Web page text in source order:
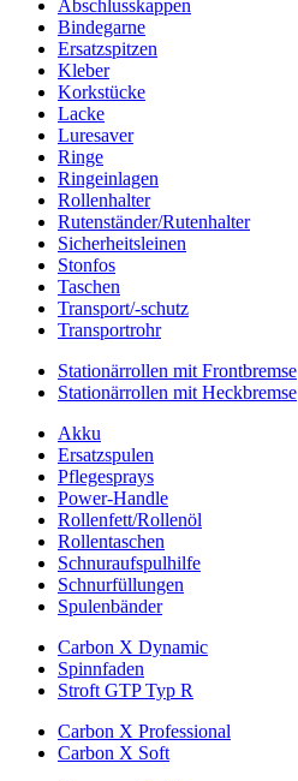
Abschlusskappen
Bindegarne
Ersatzspitzen
Kleber
Korkstücke
Lacke
Luresaver
Ringe
Ringeinlagen
Rollenhalter
Rutenständer/Rutenhalter
Sicherheitsleinen
Stonfos
Taschen
Transport/-schutz
Transportrohr
Stationärrollen mit Frontbremse
Stationärrollen mit Heckbremse
Akku
Ersatzspulen
Pflegesprays
Power-Handle
Rollenfett/Rollenöl
Rollentaschen
Schnuraufspulhilfe
Schnurfüllungen
Spulenbänder
Carbon X Dynamic
Spinnfaden
Stroft GTP Typ R
Carbon X Professional
Carbon X Soft